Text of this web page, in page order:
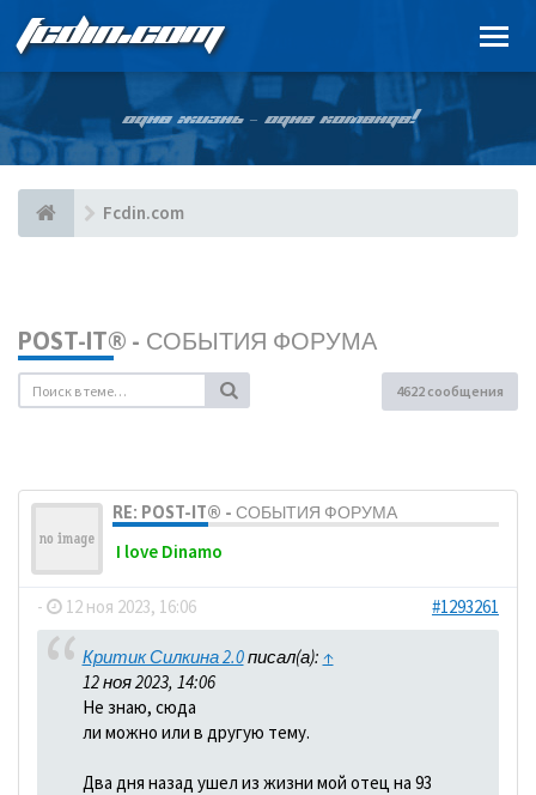
FCDIN.COM
ОДНА ЖИЗНЬ – ОДНА КОМАНДА!
Fcdin.com
POST-IT® - СОБЫТИЯ ФОРУМА
4622 сообщения
RE: POST-IT® - СОБЫТИЯ ФОРУМА
I love Dinamo
- 12 ноя 2023, 16:06 #1293261
Критик Силкина 2.0писал(а): ↑
12 ноя 2023, 14:06
Не знаю, сюда
ли можно или в другую тему.
Два дня назад ушел из жизни мой отец на 93